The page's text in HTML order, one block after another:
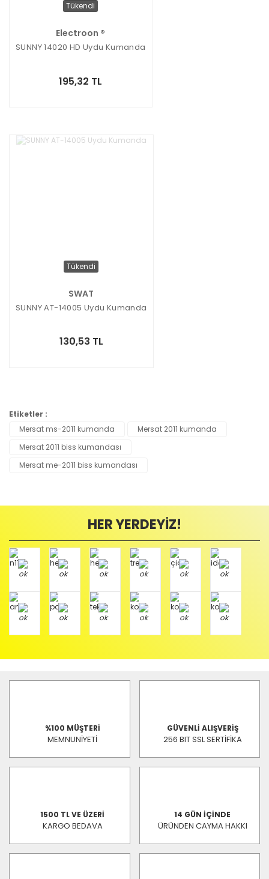
Tükendi
Electroon ®
SUNNY 14020 HD Uydu Kumanda
195,32 TL
Tükendi
SWAT
SUNNY AT-14005 Uydu Kumanda
130,53 TL
Etiketler :
Mersat ms-2011 kumanda
Mersat 2011 kumanda
Mersat 2011 biss kumandası
Mersat me-2011 biss kumandası
HER YERDEYİZ!
%100 MÜŞTERİ
MEMNUNİYETİ
GÜVENLİ ALIŞVERİŞ
256 BIT SSL SERTİFİKA
1500 TL VE ÜZERİ
KARGO BEDAVA
14 GÜN İÇİNDE
ÜRÜNDEN CAYMA HAKKI